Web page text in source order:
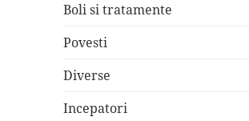
Boli si tratamente
Povesti
Diverse
Incepatori